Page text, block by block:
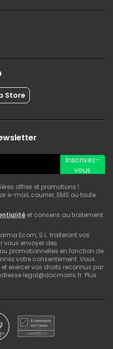
Store
Inscrivez-
vous
offres et promotions !
e-mail, courrier, SMS ou toute
et consens au traitement
Ecom, S.L. traiteront vos
vous envoyer des
promotionnelles en fonction de
votre consentement. Vous
exercer vos droits reconnus par
legal@docmorris.fr. Plus